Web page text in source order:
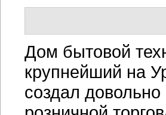
Дом бытовой
крупнейший на
создал